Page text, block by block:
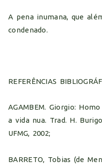
A pena inumana, que
condenado.
REFERÊNCIAS
AGAMBEM. Giorgio:
a vida nua. Trad. H.
UFMG, 2002;
BARRETO, Tobias (de